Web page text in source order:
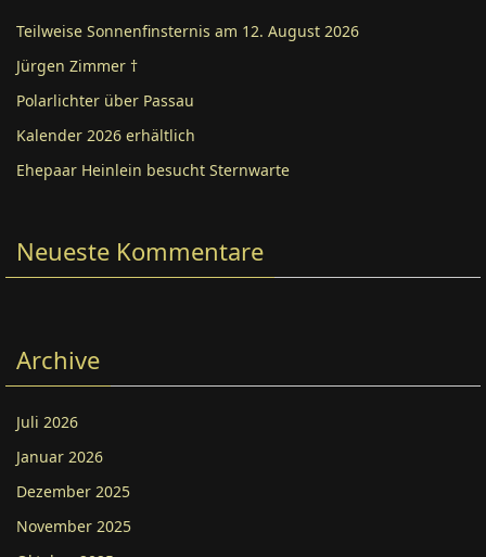
Teilweise Sonnenfinsternis am 12. August 2026
Jürgen Zimmer †
Polarlichter über Passau
Kalender 2026 erhältlich
Ehepaar Heinlein besucht Sternwarte
Neueste Kommentare
Archive
Juli 2026
Januar 2026
Dezember 2025
November 2025